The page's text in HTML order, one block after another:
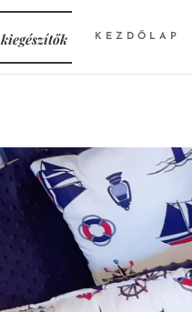
kiegészítők KEZDŐLAP